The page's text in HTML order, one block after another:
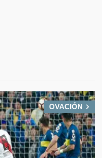
OVACIÓN